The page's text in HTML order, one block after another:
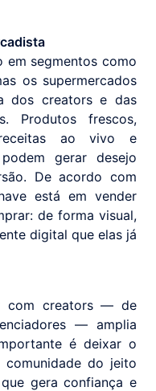
em segmentos como
os supermercados
dos creators e das
Produtos frescos,
ao vivo e
gerar desejo
De acordo com
está em vender
de forma visual,
digital que elas já
com creators — de
— amplia
é deixar o
do jeito
gera confiança e